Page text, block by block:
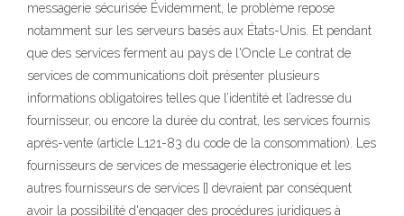
messagerie sécurisée Évidemment, le problème repose
notamment sur les serveurs basés aux États-Unis. Et pendant
que des services ferment au pays de l'Oncle Le contrat de
services de communications doit présenter plusieurs
informations obligatoires telles que l’identité et l’adresse du
fournisseur, ou encore la durée du contrat, les services fournis
après-vente (article L121-83 du code de la consommation). Les
fournisseurs de services de messagerie électronique et les
autres fournisseurs de services [] devraient par conséquent
avoir la possibilité d'engager des procédures juridiques à